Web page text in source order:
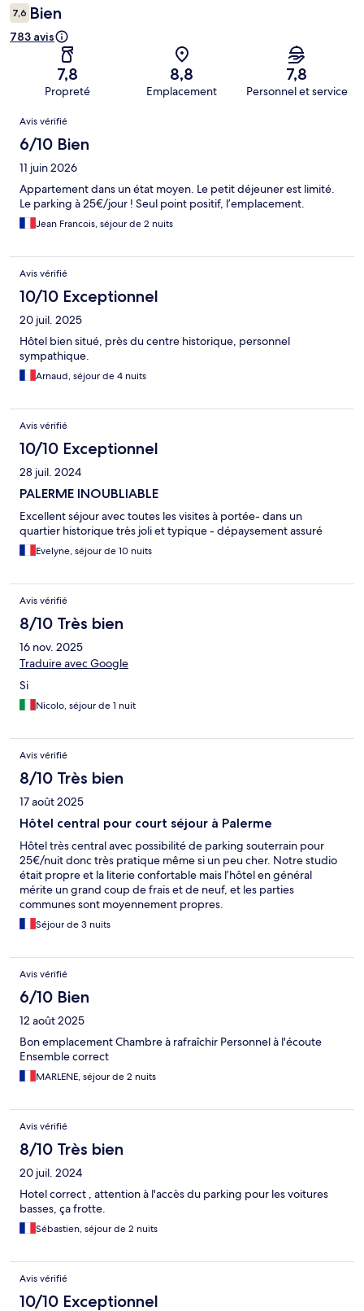
7,6 Bien
783 avis
7,8
Propreté
8,8
Emplacement
7,8
Personnel et service
Avis
Avis vérifié
6/10 Bien
11 juin 2026
Appartement dans un état moyen. Le petit déjeuner est limité.
Le parking à 25€/jour ! Seul point positif, l’emplacement.
Jean Francois, séjour de 2 nuits
Avis vérifié
10/10 Exceptionnel
20 juil. 2025
Hôtel bien situé, près du centre historique, personnel
sympathique.
Arnaud, séjour de 4 nuits
Avis vérifié
10/10 Exceptionnel
28 juil. 2024
PALERME INOUBLIABLE
Excellent séjour avec toutes les visites à portée- dans un
quartier historique très joli et typique - dépaysement assuré
Evelyne, séjour de 10 nuits
Avis vérifié
8/10 Très bien
16 nov. 2025
Traduire avec Google
Si
Nicolo, séjour de 1 nuit
Avis vérifié
8/10 Très bien
17 août 2025
Hôtel central pour court séjour à Palerme
Hôtel très central avec possibilité de parking souterrain pour
25€/nuit donc très pratique même si un peu cher. Notre studio
était propre et la literie confortable mais l’hôtel en général
mérite un grand coup de frais et de neuf, et les parties
communes sont moyennement propres.
Séjour de 3 nuits
Avis vérifié
6/10 Bien
12 août 2025
Bon emplacement Chambre à rafraîchir Personnel à l'écoute
Ensemble correct
MARLENE, séjour de 2 nuits
Avis vérifié
8/10 Très bien
20 juil. 2024
Hotel correct , attention à l'accès du parking pour les voitures
basses, ça frotte.
Sébastien, séjour de 2 nuits
Avis vérifié
10/10 Exceptionnel